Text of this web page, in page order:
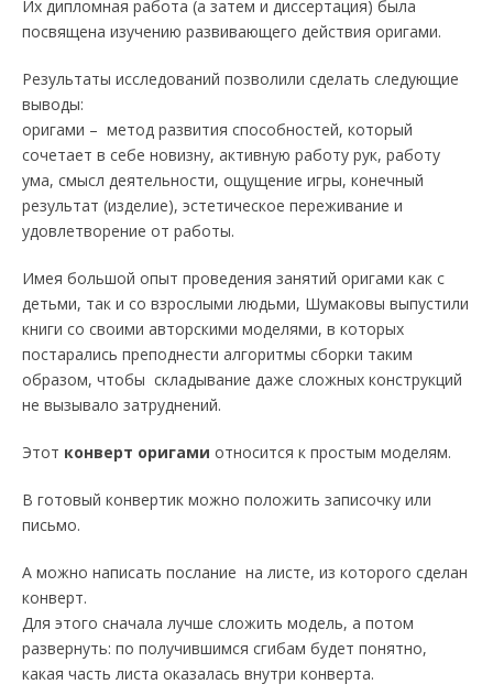
Их дипломная работа (а затем и диссертация) была
посвящена изучению развивающего действия оригами.
Результаты исследований позволили сделать следующие
выводы:
оригами – метод развития способностей, который
сочетает в себе новизну, активную работу рук, работу
ума, смысл деятельности, ощущение игры, конечный
результат (изделие), эстетическое переживание и
удовлетворение от работы.
Имея большой опыт проведения занятий оригами как с
детьми, так и со взрослыми людьми, Шумаковы выпустили
книги со своими авторскими моделями, в которых
постарались преподнести алгоритмы сборки таким
образом, чтобы складывание даже сложных конструкций
не вызывало затруднений.
Этот конверт оригами относится к простым моделям.
В готовый конвертик можно положить записочку или
письмо.
А можно написать послание на листе, из которого сделан
конверт.
Для этого сначала лучше сложить модель, а потом
развернуть: по получившимся сгибам будет понятно,
какая часть листа оказалась внутри конверта.